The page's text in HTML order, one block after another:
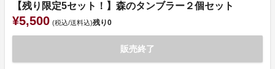
【残り限定5セット！】森のタンブラー２個セット
¥5,500 (税込/送料込)残り0
販売終了